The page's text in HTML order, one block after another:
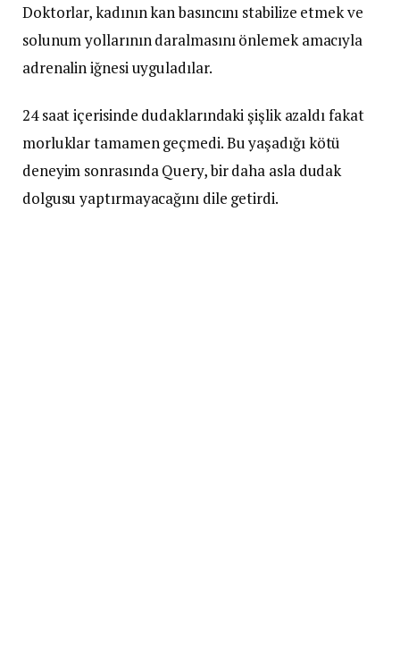
Doktorlar, kadının kan basıncını stabilize etmek ve
solunum yollarının daralmasını önlemek amacıyla
adrenalin iğnesi uyguladılar.
24 saat içerisinde dudaklarındaki şişlik azaldı fakat
morluklar tamamen geçmedi. Bu yaşadığı kötü
deneyim sonrasında Query, bir daha asla dudak
dolgusu yaptırmayacağını dile getirdi.